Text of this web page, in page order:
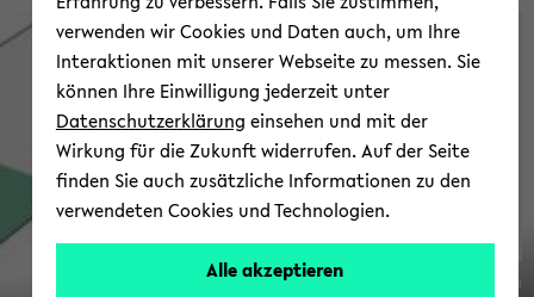
Sonder­forschungsbereich
1288
verwenden wir Cookies und Daten auch, um Ihre
Interaktionen mit unserer Webseite zu messen. Sie
können Ihre Einwilligung jederzeit unter
Datenschutzerklärung einsehen und mit der
Wirkung für die Zukunft widerrufen. Auf der Seite
finden Sie auch zusätzliche Informationen zu den
verwendeten Cookies und Technologien.
Alle akzeptieren